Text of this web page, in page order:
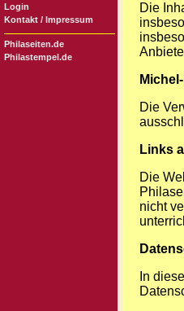
Login
Kontakt / Impressum
Philaseiten.de
Philastempel.de
Die
Die
Links
Die
nicht
In